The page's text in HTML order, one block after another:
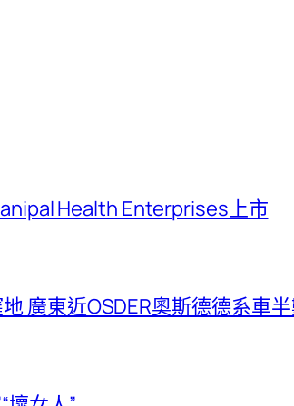
Health Enterprises上市
廣東近OSDER奧斯德德系車